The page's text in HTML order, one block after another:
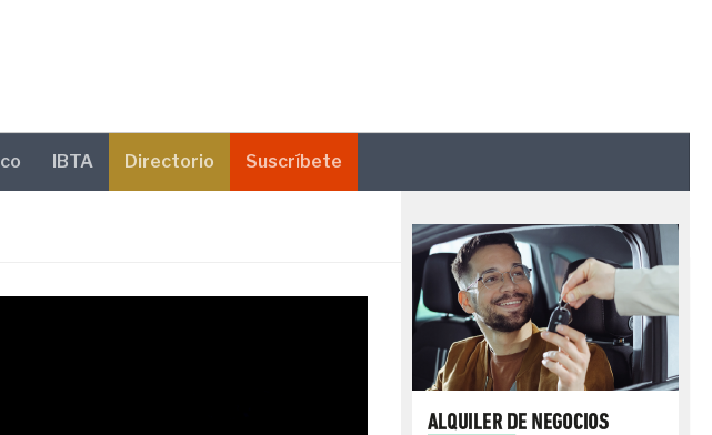
IBTA Directorio Suscríbete